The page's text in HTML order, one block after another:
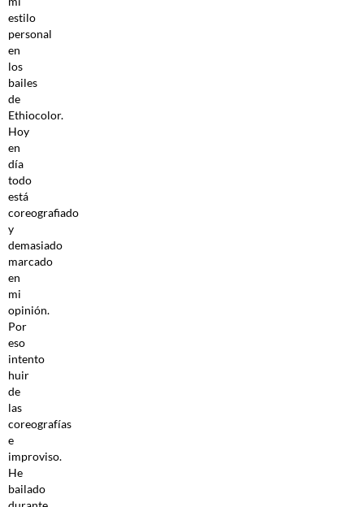
estilo
personal
en
los
bailes
de
Ethiocolor.
Hoy
en
día
todo
está
coreografiado
y
demasiado
marcado
en
mi
opinión.
Por
eso
intento
huir
de
las
coreografías
e
improviso.
He
bailado